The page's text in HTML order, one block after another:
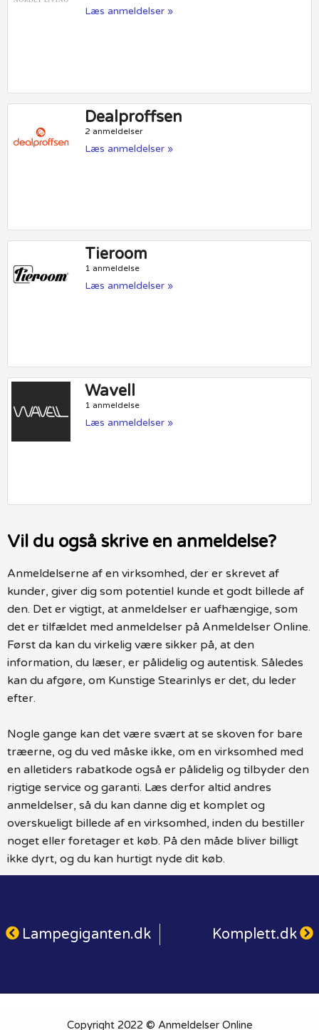
Læs anmeldelser »
Dealproffsen
2 anmeldelser
Læs anmeldelser »
Tieroom
1 anmeldelse
Læs anmeldelser »
Wavell
1 anmeldelse
Læs anmeldelser »
Vil du også skrive en anmeldelse?
Anmeldelserne af en virksomhed, der er skrevet af
kunder, giver dig som potentiel kunde et godt billede af
den. Det er vigtigt, at anmeldelser er uafhængige, som
det er tilfældet med anmeldelser på Anmeldelser Online.
Først da kan du virkelig være sikker på, at den
information, du læser, er pålidelig og autentisk. Således
kan du afgøre, om Kunstige Stearinlys er det, du leder
efter.
Nogle gange kan det være svært at se skoven for bare
træerne, og du ved måske ikke, om en virksomhed med
en alletiders rabatkode også er pålidelig og tilbyder den
rigtige service og garanti. Læs derfor altid andres
anmeldelser, så du kan danne dig et komplet og
overskueligt billede af en virksomhed, inden du bestiller
noget eller foretager et køb. På den måde bliver billigt
ikke dyrt, og du kan hurtigt nyde dit køb.
Lampegiganten.dk Komplett.dk
Copyright 2022 © Anmeldelser Online